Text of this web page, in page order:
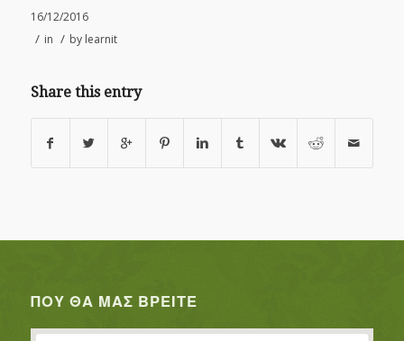
16/12/2016
/ in / by learnit
Share this entry
ΠΟΥ ΘΑ ΜΑΣ ΒΡΕΊΤΕ